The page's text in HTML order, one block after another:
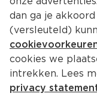
Not Just
gift set
dan ga je
(versleuteld)
cookies we
intrekken. Lees
privacy